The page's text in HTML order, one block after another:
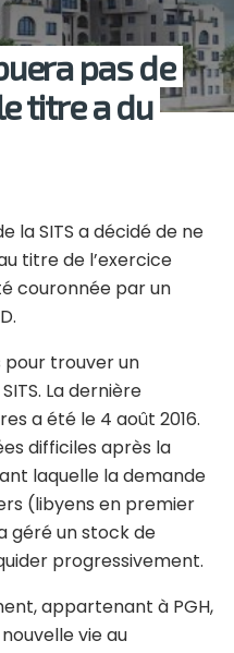
pas de
titre a du
la SITS a décidé de ne
titre de l’exercice
couronnée par un
trouver un
La dernière
a été le 4 août 2016.
difficiles après la
laquelle la demande
(libyens en premier
géré un stock de
progressivement.
appartenant à PGH,
vie au